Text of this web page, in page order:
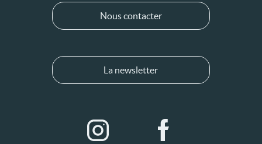
Nous contacter
La newsletter